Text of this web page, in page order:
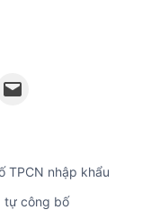
TPCN nhập khẩu
tự công bố